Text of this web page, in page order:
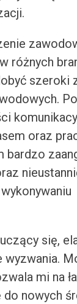
różnych
szeroki
oraz
bardzo
się,
wyzwania.
mi na
do nowych